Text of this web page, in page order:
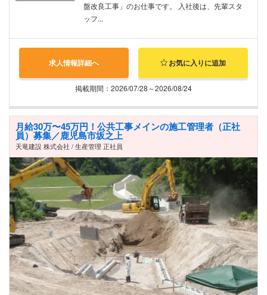
盤改良工事」のお仕事です。 入社後は、先輩スタ
ッフ...
求人情報詳細へ お気に入りに追加
掲載期間：2026/07/28～2026/08/24
月給30万〜45万円！公共工事メインの施工管理者（正社
員）募集／鹿児島市坂之上
天竜建設 株式会社 / 生産管理 正社員